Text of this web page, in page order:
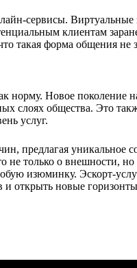
сервисы. Виртуальные
клиентам
такая форма общения не
Новое поколение
слоях общества. Это
услуг.
предлагая уникальное
только о внешности,
изюминку. Эскорт-
открыть новые